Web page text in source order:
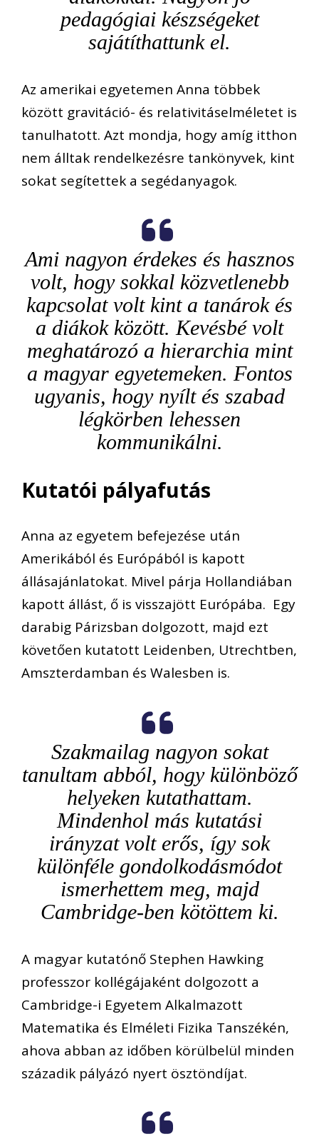
pedagógiai készségeket
sajátíthattunk el.
Az amerikai egyetemen Anna többek
között gravitáció- és relativitáselméletet is
tanulhatott. Azt mondja, hogy amíg itthon
nem álltak rendelkezésre tankönyvek, kint
sokat segítettek a segédanyagok.
Ami nagyon érdekes és hasznos
volt, hogy sokkal közvetlenebb
kapcsolat volt kint a tanárok és
a diákok között. Kevésbé volt
meghatározó a hierarchia mint
a magyar egyetemeken. Fontos
ugyanis, hogy nyílt és szabad
légkörben lehessen
kommunikálni.
Kutatói pályafutás
Anna az egyetem befejezése után
Amerikából és Európából is kapott
állásajánlatokat. Mivel párja Hollandiában
kapott állást, ő is visszajött Európába. Egy
darabig Párizsban dolgozott, majd ezt
követően kutatott Leidenben, Utrechtben,
Amszterdamban és Walesben is.
Szakmailag nagyon sokat
tanultam abból, hogy különböző
helyeken kutathattam.
Mindenhol más kutatási
irányzat volt erős, így sok
különféle gondolkodásmódot
ismerhettem meg, majd
Cambridge-ben kötöttem ki.
A magyar kutatónő Stephen Hawking
professzor kollégájaként dolgozott a
Cambridge-i Egyetem Alkalmazott
Matematika és Elméleti Fizika Tanszékén,
ahova abban az időben körülbelül minden
századik pályázó nyert ösztöndíjat.